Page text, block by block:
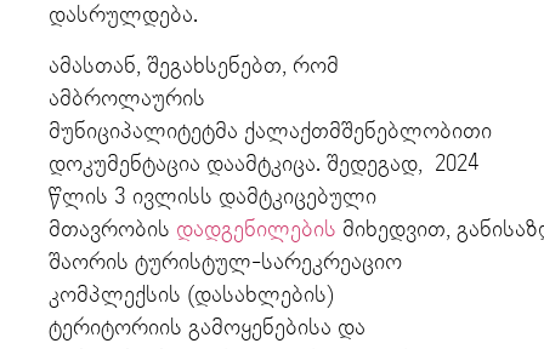
დასრულდება.
ამასთან, შეგახსენებთ, რომ
ამბროლაურის
მუნიციპალიტეტმა ქალაქთმშენებლობითი
დოკუმენტაცია დაამტკიცა. შედეგად, 2024
წლის 3 ივლისს დამტკიცებული
მთავრობის დადგენილების მიხედვით,
შაორის ტურისტულ-სარეკრეაციო
კომპლექსის (დასახლების)
ტერიტორიის გამოყენებისა და